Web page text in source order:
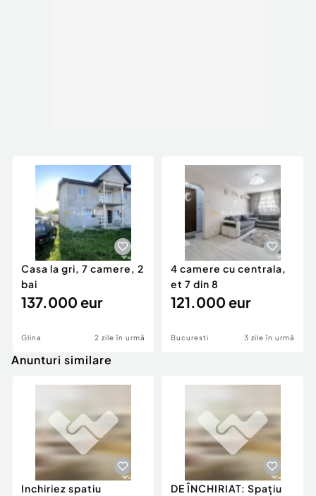
Casa la gri, 7 camere, 2
bai
137.000 eur
Glina 2 zile în urmă
4 camere cu centrala,
et 7 din 8
121.000 eur
Bucuresti 3 zile în urmă
Anunturi similare
Inchiriez spatiu
DE ÎNCHIRIAT: Spațiu